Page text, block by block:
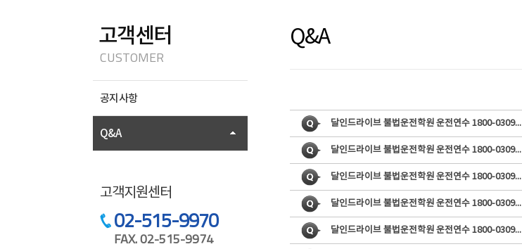
고객센터
CUSTOMER
공지사항
Q&A
고객지원센터
02-515-9970
FAX. 02-515-9974
Q&A
달인드라이브 불법운전학원 운전연수 1800-0309...
달인드라이브 불법운전학원 운전연수 1800-0309...
달인드라이브 불법운전학원 운전연수 1800-0309...
달인드라이브 불법운전학원 운전연수 1800-0309...
달인드라이브 불법운전학원 운전연수 1800-0309...